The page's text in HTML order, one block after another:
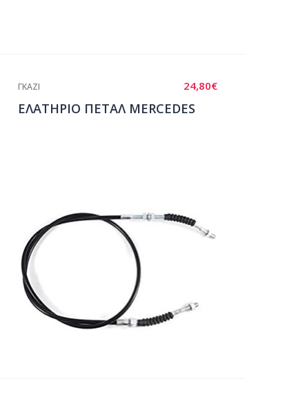
24,80€
ΓΚΑΖΙ
ΕΛΑΤΗΡΙΟ ΠΕΤΑΛ MERCEDES